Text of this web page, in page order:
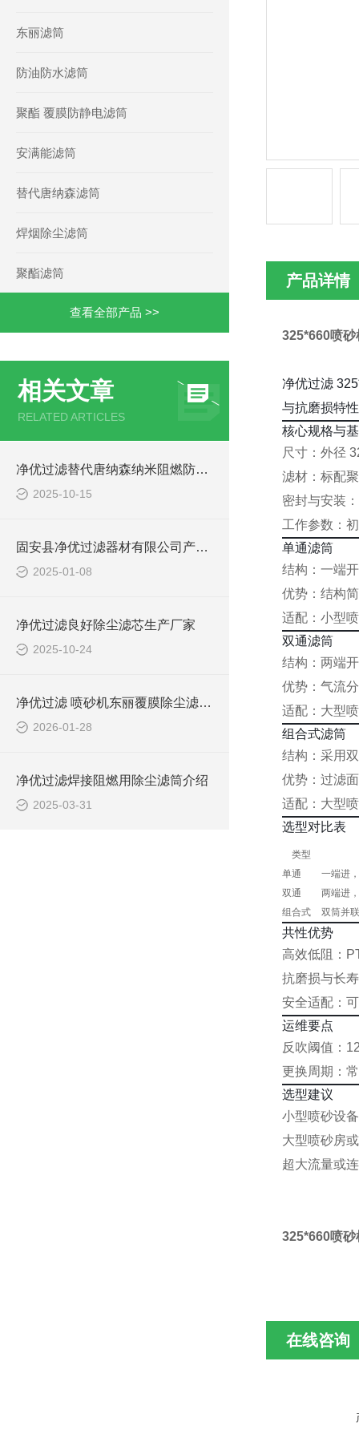
东丽滤筒
防油防水滤筒
聚酯 覆膜防静电滤筒
安满能滤筒
替代唐纳森滤筒
焊烟除尘滤筒
聚酯滤筒
查看全部产品 >>
相关文章
RELATED ARTICLES
净优过滤替代唐纳森纳米阻燃防静电除尘滤筒
2025-10-15
固安县净优过滤器材有限公司产品出厂标准
2025-01-08
净优过滤良好除尘滤芯生产厂家
2025-10-24
净优过滤 喷砂机东丽覆膜除尘滤筒350*660
2026-01-28
净优过滤焊接阻燃用除尘滤筒介绍
2025-03-31
产品详情
325*660喷砂
净优过滤
与抗磨损特
核心规格与
尺寸：外径
滤材：标配
密封与安装
工作参数：
单通滤筒
结构：一端
优势：结构
适配：小型
双通滤筒
结构：两端
优势：气流
适配：大型
组合式滤筒
结构：采用
优势：过滤
适配：大型
选型对比表
类型
单通
一端进
双通
两端进
组合式
双筒并
共性优势
高效低阻：
抗磨损与长
安全适配：
运维要点
反吹阈值：
更换周期：
选型建议
小型喷砂设
大型喷砂房
超大流量或
325*660喷砂
在线咨询